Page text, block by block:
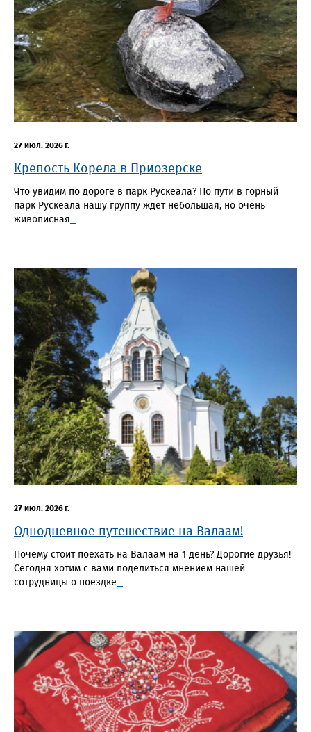
27 июл. 2026 г.
Крепость Корела в Приозерске
Что увидим по дороге в парк Рускеала? По пути в горный
парк Рускеала нашу группу ждет небольшая, но очень
живописная...
27 июл. 2026 г.
Однодневное путешествие на Валаам!
Почему стоит поехать на Валаам на 1 день? Дорогие друзья!
Сегодня хотим с вами поделиться мнением нашей
сотрудницы о поездке...